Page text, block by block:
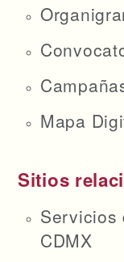
Mapa
Sitios
Servicios
CDMX